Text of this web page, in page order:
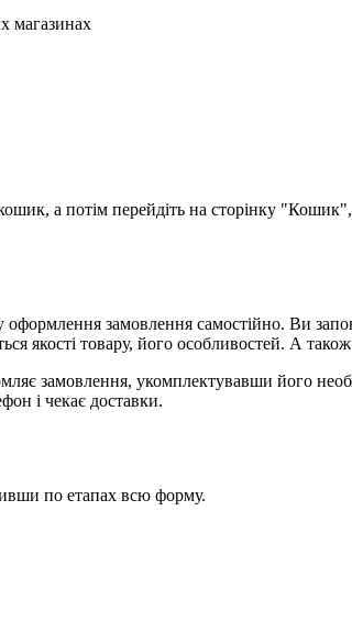
магазинах
а потім перейдіть на сторінку "Кошик",
замовлення самостійно. Ви
якості товару, його особливостей. А
замовлення, укомплектувавши його
і чекає доставки.
по етапах всю форму.